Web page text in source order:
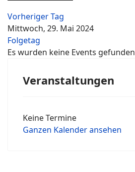
Vorheriger Tag
Mittwoch, 29. Mai 2024
Folgetag
Es wurden keine Events gefunden
Veranstaltungen
Keine Termine
Ganzen Kalender ansehen